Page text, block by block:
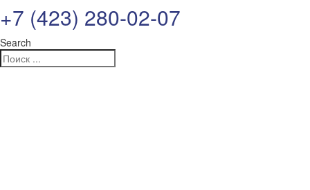
+7 (423) 280-02-07
Search